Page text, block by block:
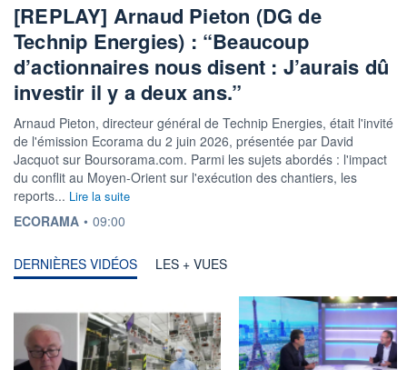
[REPLAY] Arnaud Pieton (DG de
Technip Energies) : “Beaucoup
d’actionnaires nous disent : J’aurais dû
investir il y a deux ans.”
Arnaud Pieton, directeur général de Technip Energies, était l'invité
de l'émission Ecorama du 2 juin 2026, présentée par David
Jacquot sur Boursorama.com. Parmi les sujets abordés : l'impact
du conflit au Moyen-Orient sur l'exécution des chantiers, les
reports... Lire la suite
INFORMATION FOURNIE PAR
ECORAMA • 09:00
DERNIÈRES VIDÉOS LES + VUES